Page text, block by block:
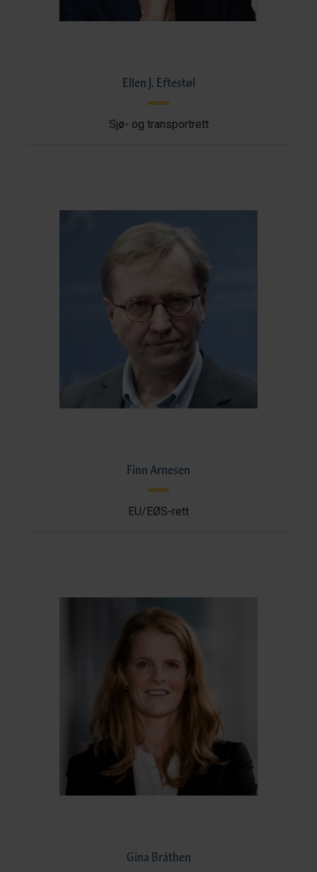
Ellen J. Eftestøl
Sjø- og transportrett
Finn Arnesen
EU/EØS-rett
Gina Bråthen